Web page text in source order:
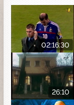
02:16:30
26:10